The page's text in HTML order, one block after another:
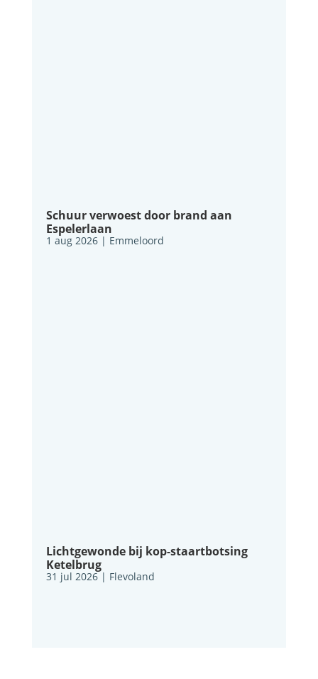
Schuur verwoest door brand aan
Espelerlaan
1 aug 2026| Emmeloord
Lichtgewonde bij kop-staartbotsing
Ketelbrug
31 jul 2026| Flevoland